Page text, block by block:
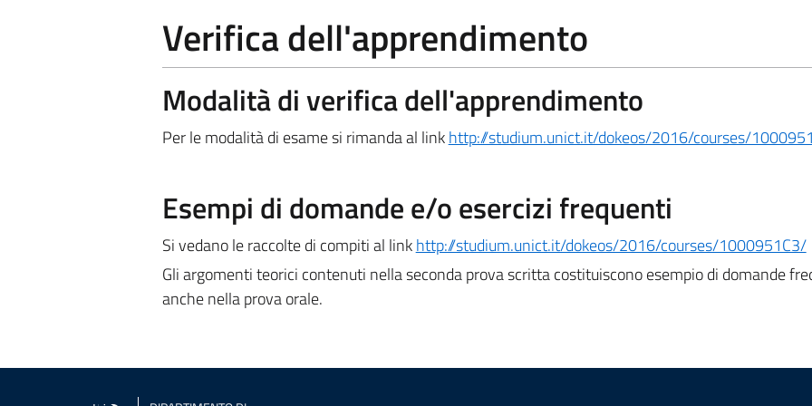
Verifica dell'apprendimento
Modalità di verifica dell'apprendimento
Per le modalità di esame si rimanda al linkhttp://studium.unict.it/dokeos/2016/courses/
Esempi di domande e/o esercizi frequenti
Si vedano le raccolte di compiti al linkhttp://studium.unict.it/dokeos/2016/courses/1000951C3/
Gli argomenti teorici contenuti nella seconda prova scritta costituiscono esempio di domande
anche nella prova orale.